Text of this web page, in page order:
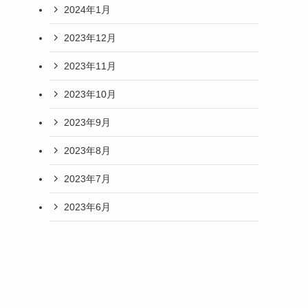
2024年1月
2023年12月
2023年11月
2023年10月
2023年9月
2023年8月
2023年7月
2023年6月